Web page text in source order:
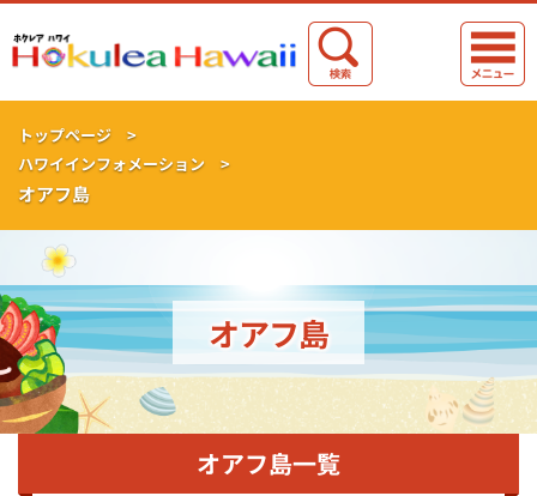
トップページ >
ハワイインフォメーション >
オアフ島
オアフ島
オアフ島一覧